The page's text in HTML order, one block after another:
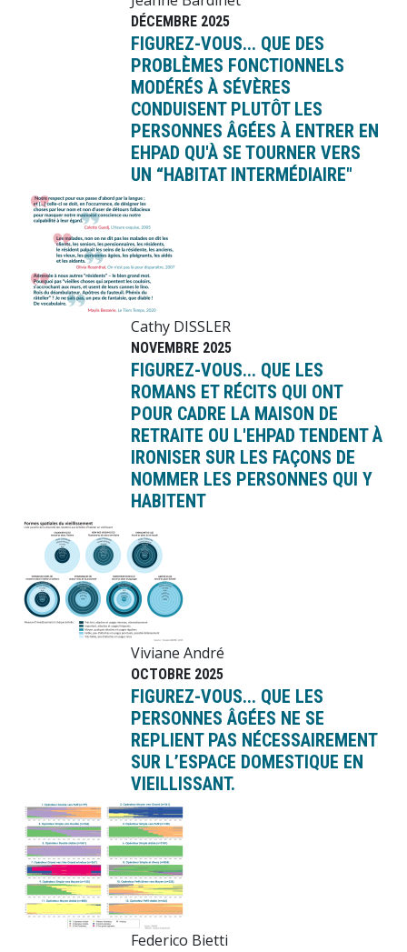
DÉCEMBRE 2025
FIGUREZ-VOUS... QUE DES
PROBLÈMES FONCTIONNELS
MODÉRÉS À SÉVÈRES
CONDUISENT PLUTÔT LES
PERSONNES ÂGÉES À ENTRER EN
EHPAD QU'À SE TOURNER VERS
UN “HABITAT INTERMÉDIAIRE"
Image
Cathy DISSLER
NOVEMBRE 2025
FIGUREZ-VOUS... QUE LES
ROMANS ET RÉCITS QUI ONT
POUR CADRE LA MAISON DE
RETRAITE OU L'EHPAD TENDENT À
IRONISER SUR LES FAÇONS DE
NOMMER LES PERSONNES QUI Y
HABITENT
Image
Viviane André
OCTOBRE 2025
FIGUREZ-VOUS... QUE LES
PERSONNES ÂGÉES NE SE
REPLIENT PAS NÉCESSAIREMENT
SUR L’ESPACE DOMESTIQUE EN
VIEILLISSANT.
Image
Federico Bietti